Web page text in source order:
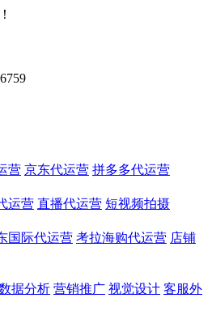
营 京东代运营 拼多多代运营
运营 直播代运营 短视频拍摄
国际代运营 考拉海购代运营 店铺
据分析 营销推广 视觉设计 客服外